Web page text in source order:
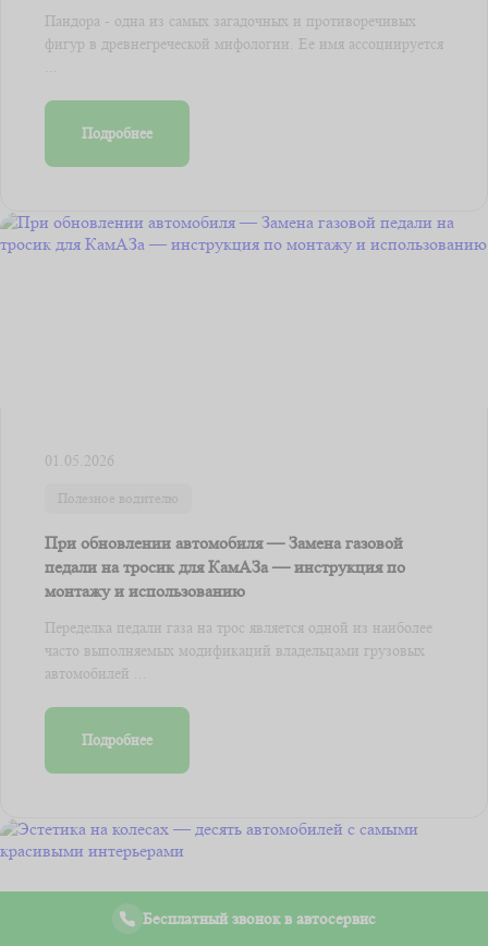
Пандора - одна из самых загадочных и противоречивых
фигур в древнегреческой мифологии. Ее имя ассоциируется
Подробнее
01.05.2026
Полезное водителю
При обновлении автомобиля — Замена газовой
педали на тросик для КамАЗа — инструкция по
монтажу и использованию
Переделка педали газа на трос является одной из наиболее
часто выполняемых модификаций владельцами грузовых
автомобилей ...
Подробнее
Бесплатный звонок в автосервис